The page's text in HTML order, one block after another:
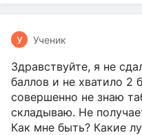
У Ученик
Здравствуйте, я не
баллов и не хватило 2
совершенно не знаю
складываю. Не
Как мне быть? Какие